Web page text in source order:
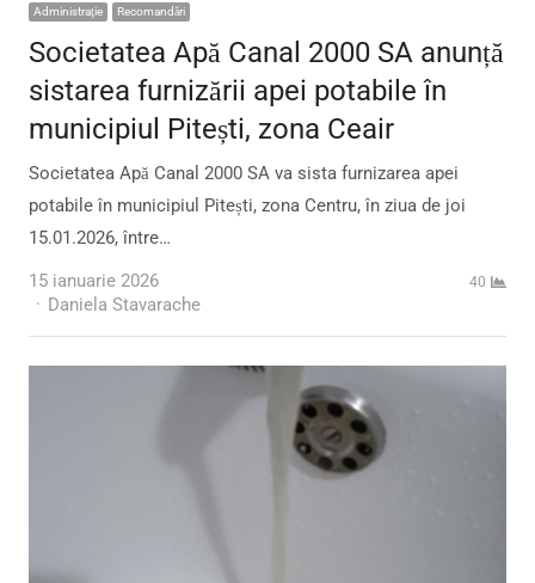
Administraţie Recomandări
Societatea Apă Canal 2000 SA anunță
sistarea furnizării apei potabile în
municipiul Pitești, zona Ceair
Societatea Apă Canal 2000 SA va sista furnizarea apei
potabile în municipiul Pitești, zona Centru, în ziua de joi
15.01.2026, între…
15 ianuarie 2026
Author
Daniela Stavarache
40